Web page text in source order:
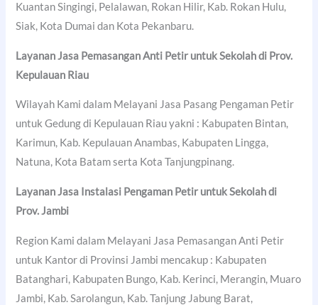
Kuantan Singingi, Pelalawan, Rokan Hilir, Kab. Rokan Hulu,
Siak, Kota Dumai dan Kota Pekanbaru.
Layanan Jasa Pemasangan Anti Petir untuk Sekolah di Prov.
Kepulauan Riau
Wilayah Kami dalam Melayani Jasa Pasang Pengaman Petir
untuk Gedung di Kepulauan Riau yakni : Kabupaten Bintan,
Karimun, Kab. Kepulauan Anambas, Kabupaten Lingga,
Natuna, Kota Batam serta Kota Tanjungpinang.
Layanan Jasa Instalasi Pengaman Petir untuk Sekolah di
Prov. Jambi
Region Kami dalam Melayani Jasa Pemasangan Anti Petir
untuk Kantor di Provinsi Jambi mencakup : Kabupaten
Batanghari, Kabupaten Bungo, Kab. Kerinci, Merangin, Muaro
Jambi, Kab. Sarolangun, Kab. Tanjung Jabung Barat,